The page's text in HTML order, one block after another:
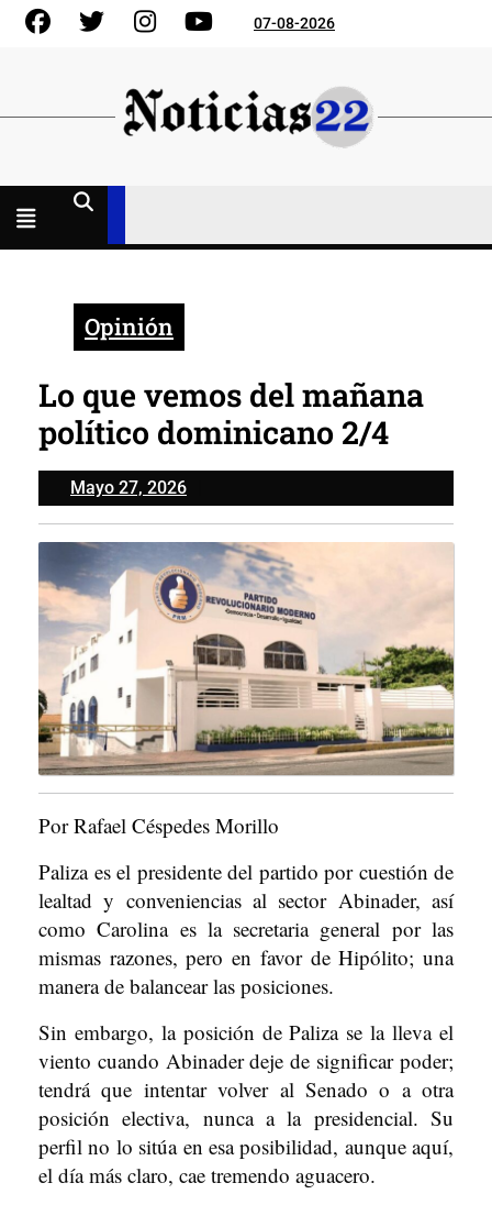
Skip
FacebookGorjeo InstagramYouTube07-08-2026
Opinión
Lo que vemos del mañana
político dominicano 2/4
Mayo 27, 2026Mayo
27,
2026
Por Rafael Céspedes Morillo
Paliza es el presidente del partido por cuestión de
lealtad y conveniencias al sector Abinader, así
como Carolina es la secretaria general por las
mismas razones, pero en favor de Hipólito; una
manera de balancear las posiciones.
Sin embargo, la posición de Paliza se la lleva el
viento cuando Abinader deje de significar poder;
tendrá que intentar volver al Senado o a otra
posición electiva, nunca a la presidencial. Su
perfil no lo sitúa en esa posibilidad, aunque aquí,
el día más claro, cae tremendo aguacero.